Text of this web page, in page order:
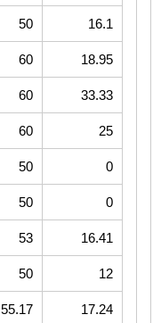
50 16.1
60 18.95
60 33.33
60 25
50 0
50 0
53 16.41
50 12
55.17 17.24